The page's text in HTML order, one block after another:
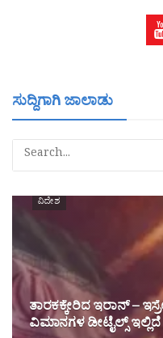
ಸುದ್ದಿಗಾಗಿ ಜಾಲಾಡು
ವಿದೇಶ
ತಾರಕಕ್ಕೇರಿದ ಇರಾನ್ –
ವಿಮಾನಗಳ ಡೀಟೈಲ್ಸ್ ಇಲ್ಲಿದೆ